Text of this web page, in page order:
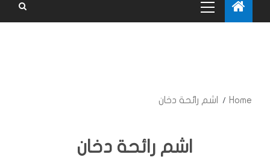
Home اشم رائحة دخان
اشم رائحة دخان